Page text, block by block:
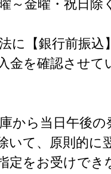
金曜・祝日除
【銀行前振込
金を確認させて
から当日午後
いて、原則的に
定をお受けで